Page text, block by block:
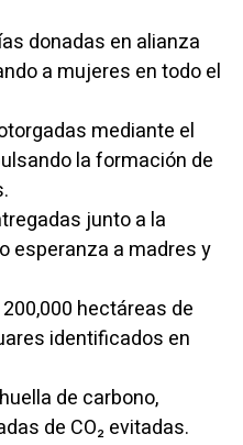
donadas en alianza
a mujeres en todo el
mediante el
la formación de
junto a la
esperanza a madres y
hectáreas de
identificados en
de carbono,
de CO₂ evitadas.